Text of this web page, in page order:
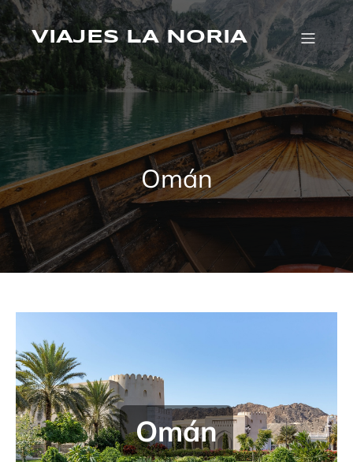
Saltar
contenidoVIAJES LA NORIA
Omán
Omán